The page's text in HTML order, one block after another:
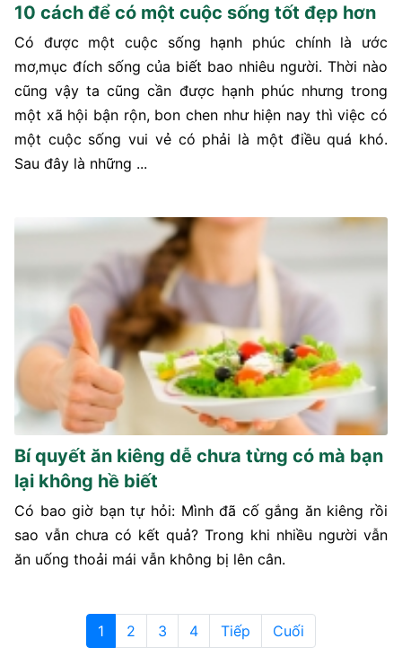
10 cách để có một cuộc sống tốt đẹp hơn
Có được một cuộc sống hạnh phúc chính là ước
mơ,mục đích sống của biết bao nhiêu người. Thời nào
cũng vậy ta cũng cần được hạnh phúc nhưng trong
một xã hội bận rộn, bon chen như hiện nay thì việc có
một cuộc sống vui vẻ có phải là một điều quá khó.
Sau đây là những ...
Bí quyết ăn kiêng dễ chưa từng có mà bạn
lại không hề biết
Có bao giờ bạn tự hỏi: Mình đã cố gắng ăn kiêng rồi
sao vẫn chưa có kết quả? Trong khi nhiều người vẫn
ăn uống thoải mái vẫn không bị lên cân.
1 2 3 4 Tiếp Cuối